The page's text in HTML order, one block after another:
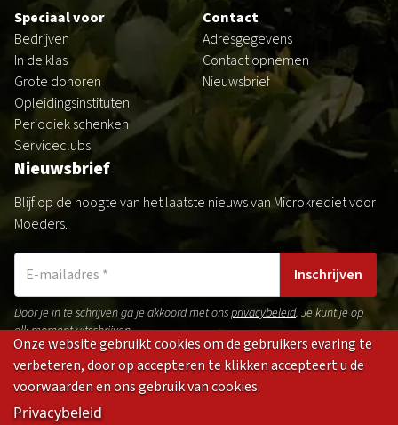
Speciaal voor
Bedrijven
In de klas
Grote donoren
Opleidingsinstituten
Periodiek schenken
Serviceclubs
Contact
Adresgegevens
Contact opnemen
Nieuwsbrief
Nieuwsbrief
Blijf op de hoogte van het laatste nieuws van Microkrediet voor
Moeders.
Inschrijven
Door je in te schrijven ga je akkoord met onsprivacybeleid. Je kunt je op
elk moment uitschrijven.
GedragsregelsPrivacybeleidDisclaimer
Onze website gebruikt cookies om de gebruikers evaring te
verbeteren, door op accepteren te klikken accepteert u de
voorwaarden en ons gebruik van cookies.
Privacybeleid